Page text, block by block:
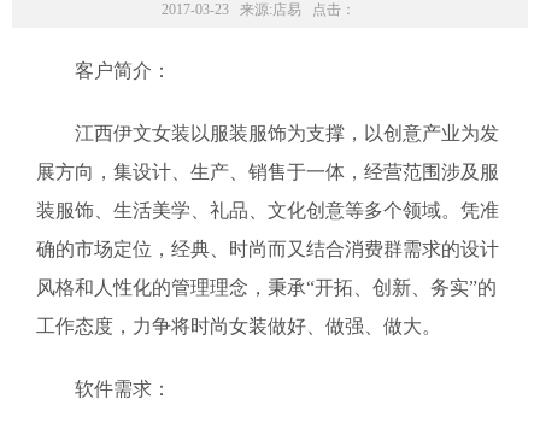
2017-03-23 来源:店易 点击：
客户简介：
江西伊文女装以服装服饰为支撑，以创意产业为发
展方向，集设计、生产、销售于一体，经营范围涉及服
装服饰、生活美学、礼品、文化创意等多个领域。凭准
确的市场定位，经典、时尚而又结合消费群需求的设计
风格和人性化的管理理念，秉承“开拓、创新、务实”的
工作态度，力争将时尚女装做好、做强、做大。
软件需求：